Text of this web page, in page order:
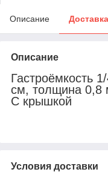
Описание Доставка
Описание
Гастроёмкость
см, толщина 0,8
С крышкой
Условия доставки